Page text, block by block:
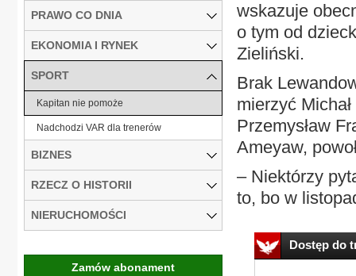
wskazuje
o tym od
Zieliński.
Brak
mierzyć
Przemysław
Ameyaw,
– Niektórzy
to, bo w
Dostęp do
PRAWO CO DNIA
EKONOMIA I RYNEK
SPORT
Kapitan nie pomoże
Nadchodzi VAR dla trenerów
BIZNES
RZECZ O HISTORII
NIERUCHOMOŚCI
Zamów abonament